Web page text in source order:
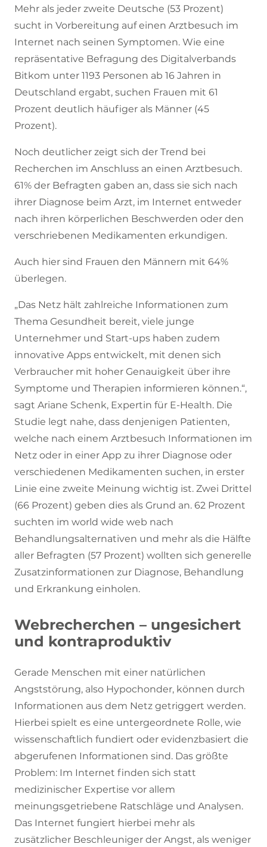
Mehr als jeder zweite Deutsche (53 Prozent)
sucht in Vorbereitung auf einen Arztbesuch im
Internet nach seinen Symptomen. Wie eine
repräsentative Befragung des Digitalverbands
Bitkom unter 1193 Personen ab 16 Jahren in
Deutschland ergabt, suchen Frauen mit 61
Prozent deutlich häufiger als Männer (45
Prozent).
Noch deutlicher zeigt sich der Trend bei
Recherchen im Anschluss an einen Arztbesuch.
61% der Befragten gaben an, dass sie sich nach
ihrer Diagnose beim Arzt, im Internet entweder
nach ihren körperlichen Beschwerden oder den
verschriebenen Medikamenten erkundigen.
Auch hier sind Frauen den Männern mit 64%
überlegen.
„Das Netz hält zahlreiche Informationen zum
Thema Gesundheit bereit, viele junge
Unternehmer und Start-ups haben zudem
innovative Apps entwickelt, mit denen sich
Verbraucher mit hoher Genauigkeit über ihre
Symptome und Therapien informieren können.“,
sagt Ariane Schenk, Expertin für E-Health. Die
Studie legt nahe, dass denjenigen Patienten,
welche nach einem Arztbesuch Informationen im
Netz oder in einer App zu ihrer Diagnose oder
verschiedenen Medikamenten suchen, in erster
Linie eine zweite Meinung wichtig ist. Zwei Drittel
(66 Prozent) geben dies als Grund an. 62 Prozent
suchten im world wide web nach
Behandlungsalternativen und mehr als die Hälfte
aller Befragten (57 Prozent) wollten sich generelle
Zusatzinformationen zur Diagnose, Behandlung
und Erkrankung einholen.
Webrecherchen – ungesichert
und kontraproduktiv
Gerade Menschen mit einer natürlichen
Angststörung, also Hypochonder, können durch
Informationen aus dem Netz getriggert werden.
Hierbei spielt es eine untergeordnete Rolle, wie
wissenschaftlich fundiert oder evidenzbasiert die
abgerufenen Informationen sind. Das größte
Problem: Im Internet finden sich statt
medizinischer Expertise vor allem
meinungsgetriebene Ratschläge und Analysen.
Das Internet fungiert hierbei mehr als
zusätzlicher Beschleuniger der Angst, als weniger